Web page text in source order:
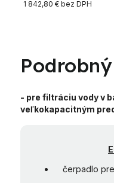
1 842,80 € bez DPH
- pre filtráciu vody v
veľkokapacitným
čerpadlo